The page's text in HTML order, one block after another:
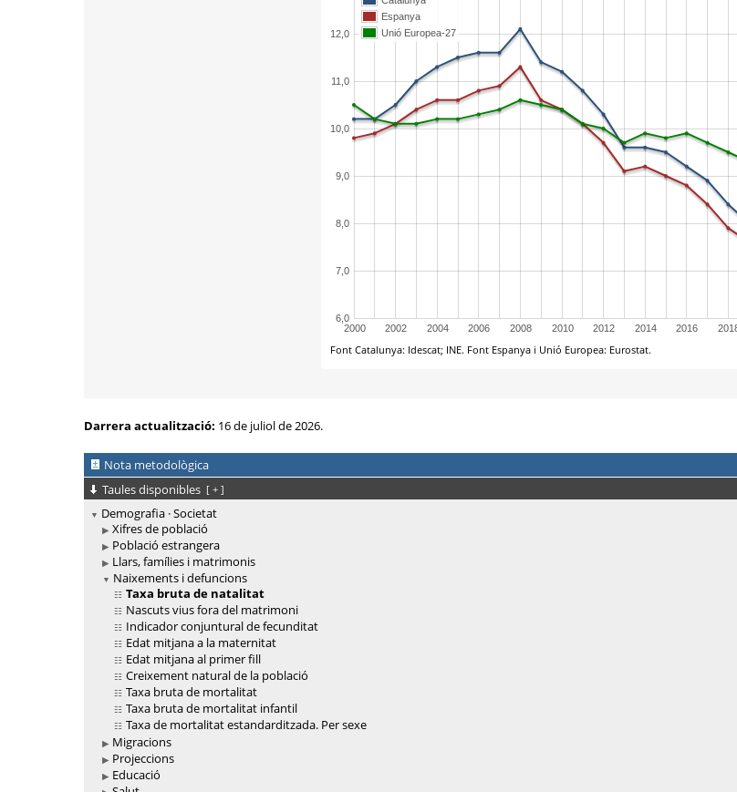
Darrera actualització: 16 de juliol de 2026.
Nota metodològica
Taules disponibles [ + ]
Demografia · Societat
Xifres de població
Població estrangera
Llars, famílies i matrimonis
Naixements i defuncions
Taxa bruta de natalitat
Nascuts vius fora del matrimoni
Indicador conjuntural de fecunditat
Edat mitjana a la maternitat
Edat mitjana al primer fill
Creixement natural de la població
Taxa bruta de mortalitat
Taxa bruta de mortalitat infantil
Taxa de mortalitat estandarditzada. Per sexe
Migracions
Projeccions
Educació